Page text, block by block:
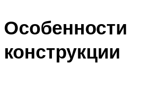
Особенности
конструкции